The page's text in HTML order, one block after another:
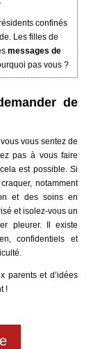
confinés
Les filles de
messages de
pas vous ?
de
vous sentez de
pas à vous faire
est possible. Si
notamment
et des soins en
et isolez-vous un
pleurer. Il existe
confidentiels et
.
parents et d’idées
!